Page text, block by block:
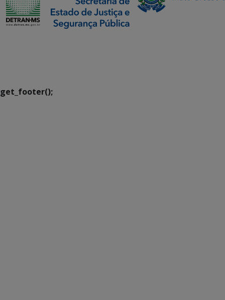
get_footer();